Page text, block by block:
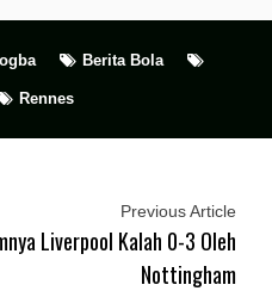
Berita Bola
Rennes
Previous Article
Liverpool Kalah 0-3 Oleh
Nottingham